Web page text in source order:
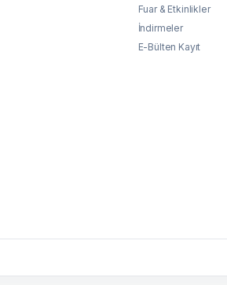
Fuar & Etkinlikler
İndirmeler
E-Bülten Kayıt